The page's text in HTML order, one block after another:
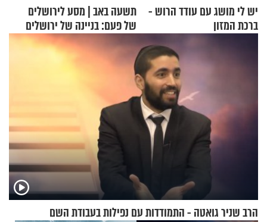
יש לי מושג עם עודד הרוש -
ברכת המזון
תשעה באב | מסע לירושלים
של פעם: בניינה של ירושלים
הרב שניר גואטה - התמודדות עם נפילות בעבודת השם